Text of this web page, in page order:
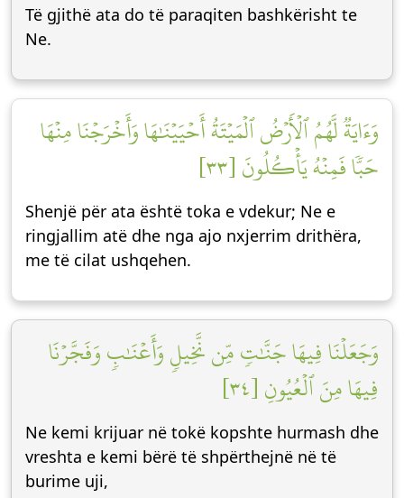
Të gjithë ata do të paraqiten bashkërisht te
Ne.
وَءَايَةٞ لَّهُمُ ٱلۡأَرۡضُ ٱلۡمَيۡتَةُ أَحۡيَيۡنَٰهَا وَأَخۡرَجۡنَا مِنۡهَا
حَبّٗا فَمِنۡهُ يَأۡكُلُونَ [٣٣]
Shenjë për ata është toka e vdekur; Ne e
ringjallim atë dhe nga ajo nxjerrim drithëra,
me të cilat ushqehen.
وَجَعَلۡنَا فِيهَا جَنَّٰتٖ مِّن نَّخِيلٖ وَأَعۡنَٰبٖ وَفَجَّرۡنَا
فِيهَا مِنَ ٱلۡعُيُونِ [٣٤]
Ne kemi krijuar në tokë kopshte hurmash dhe
vreshta e kemi bërë të shpërthejnë në të
burime uji,